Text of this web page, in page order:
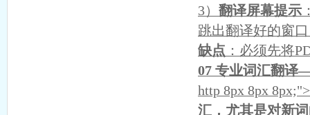
3） 翻译屏幕提示
跳出翻译好的窗
缺点 ：必须先将
07 专业词汇翻译
http 8px 8px 8px;">
汇，尤其是对新